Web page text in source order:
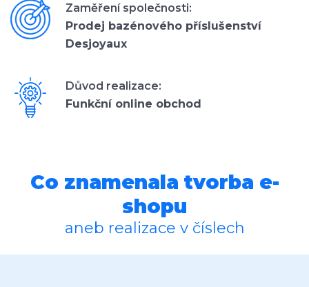
Zaměření společnosti:
Prodej bazénového příslušenství
Desjoyaux
Důvod realizace:
Funkční online obchod
Co znamenala tvorba e-
shopu
aneb realizace v číslech